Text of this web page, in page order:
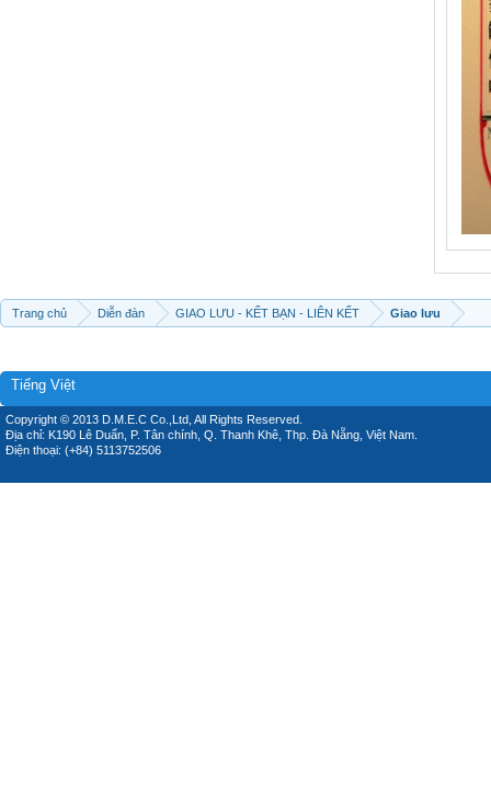
Trang chủ Diễn đàn GIAO LƯU - KẾT BẠN - LIÊN KẾT Giao lưu
Tiếng Việt
Copyright © 2013 D.M.E.C Co.,Ltd, All Rights Reserved.
Địa chỉ: K190 Lê Duẩn, P. Tân chính, Q. Thanh Khê, Thp. Đà Nẵng, Việt Nam.
Điện thoại: (+84) 5113752506